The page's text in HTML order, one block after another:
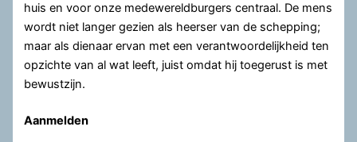
huis en voor onze medewereldburgers centraal. De mens
wordt niet langer gezien als heerser van de schepping;
maar als dienaar ervan met een verantwoordelijkheid ten
opzichte van al wat leeft, juist omdat hij toegerust is met
bewustzijn.
Aanmelden